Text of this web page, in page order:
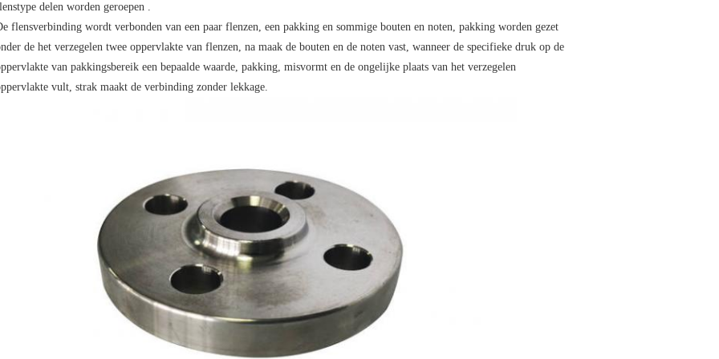
delen worden geroepen .
flensverbinding wordt verbonden van een paar flenzen, een pakking en sommige bouten en noten, pakking worden gezet
de het verzegelen twee oppervlakte van flenzen, na maak de bouten en de noten vast, wanneer de specifieke druk op de
van pakkingsbereik een bepaalde waarde, pakking, misvormt en de ongelijke plaats van het verzegelen
vult, strak maakt de verbinding zonder lekkage.